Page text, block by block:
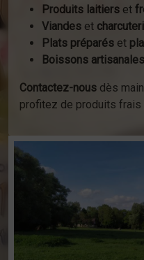
Produits laitiers et
Viandes et
Plats préparés et
Boissons artisanales
Contactez-nous dès
profitez de produits frais